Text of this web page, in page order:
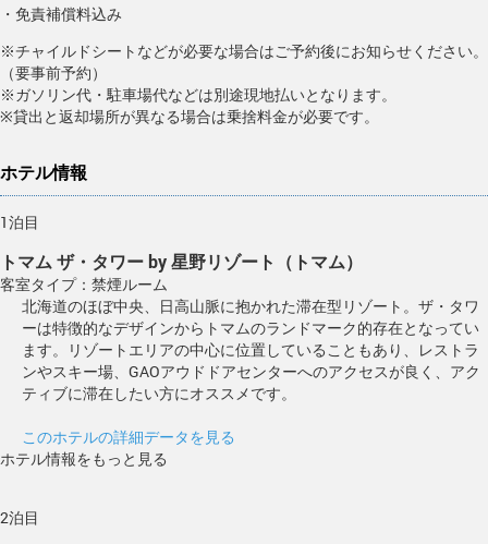
・免責補償料込み
※チャイルドシートなどが必要な場合はご予約後にお知らせください。
（要事前予約）
※ガソリン代・駐車場代などは別途現地払いとなります。
※貸出と返却場所が異なる場合は乗捨料金が必要です。
ホテル情報
1泊目
トマム ザ・タワー by 星野リゾート（トマム）
客室タイプ：禁煙ルーム
北海道のほぼ中央、日高山脈に抱かれた滞在型リゾート。ザ・タワ
ーは特徴的なデザインからトマムのランドマーク的存在となってい
ます。リゾートエリアの中心に位置していることもあり、レストラ
ンやスキー場、GAOアウドドアセンターへのアクセスが良く、アク
ティブに滞在したい方にオススメです。
このホテルの詳細データを見る
ホテル情報をもっと見る
2泊目